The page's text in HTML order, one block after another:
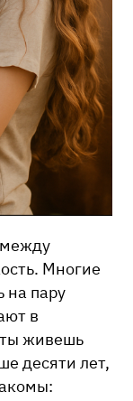
между
Многие
на пару
в
живешь
десяти лет,